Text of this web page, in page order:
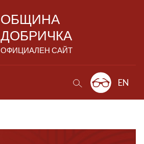
ОБЩИНА
ДОБРИЧКА
ОФИЦИАЛЕН САЙТ
EN